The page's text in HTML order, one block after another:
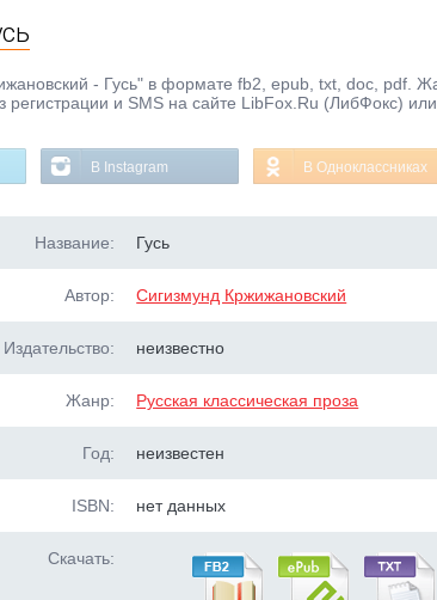
- Гусь" в формате fb2, epub, txt, doc, pdf.
регистрации и SMS на сайте LibFox.Ru (ЛибФокс)
В Instagram В Одноклассниках
Название: Гусь
Автор: Сигизмунд Кржижановский
Издательство: неизвестно
Жанр: Русская классическая проза
Год: неизвестен
ISBN: нет данных
Скачать: